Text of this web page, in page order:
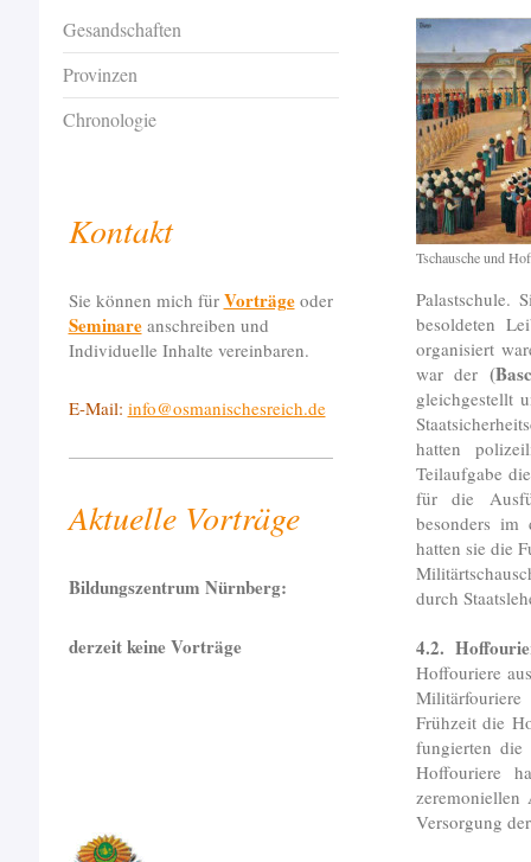
Tschausche und
Palastschule.
besoldeten
organisiert
war der
gleichgestellt
hatten
Teilaufgabe
für die
besonders im
hatten sie die
durch
4.2.
Hoffouriere
Militärfouriere
Frühzeit die
fungierten die
Hoffouriere
zeremoniellen
Versorgung
Gesandschaften
Provinzen
Chronologie
Kontakt
Sie können mich für Vorträgeoder
Seminareanschreiben und
Individuelle Inhalte vereinbaren.
E-Mail: info@osmanischesreich.de
Aktuelle Vorträge
Bildungszentrum Nürnberg:
derzeit keine Vorträge